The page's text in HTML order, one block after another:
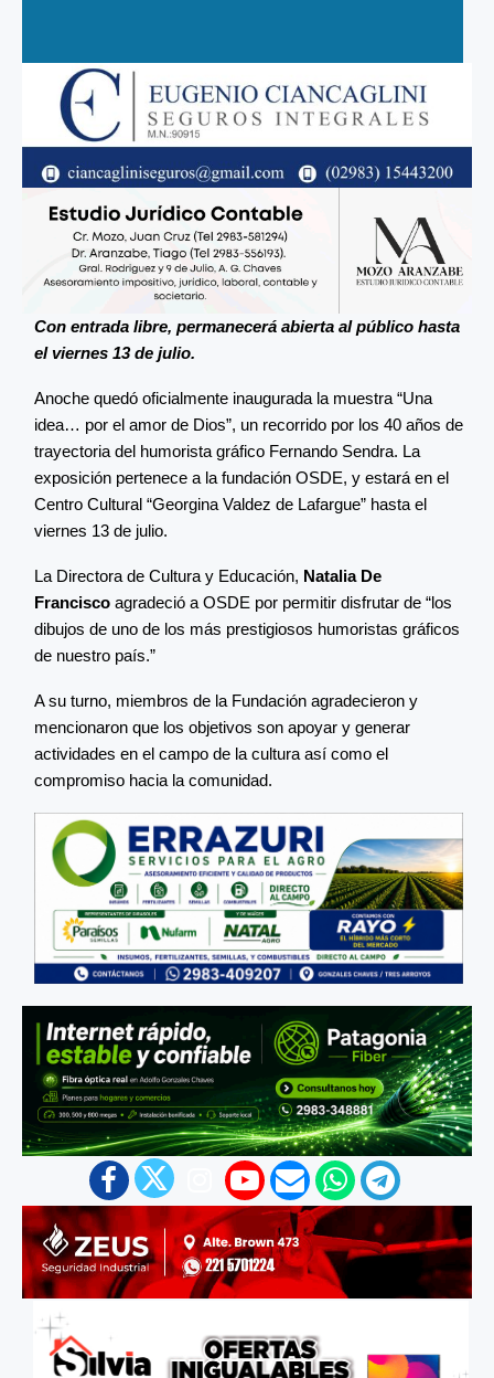
Con entrada libre, permanecerá abierta al público hasta
el viernes 13 de julio.
Anoche quedó oficialmente inaugurada la muestra “Una
idea… por el amor de Dios”, un recorrido por los 40 años de
trayectoria del humorista gráfico Fernando Sendra. La
exposición pertenece a la fundación OSDE, y estará en el
Centro Cultural “Georgina Valdez de Lafargue” hasta el
viernes 13 de julio.
La Directora de Cultura y Educación, Natalia De
Francisco agradeció a OSDE por permitir disfrutar de “los
dibujos de uno de los más prestigiosos humoristas gráficos
de nuestro país.”
A su turno, miembros de la Fundación agradecieron y
mencionaron que los objetivos son apoyar y generar
actividades en el campo de la cultura así como el
compromiso hacia la comunidad.